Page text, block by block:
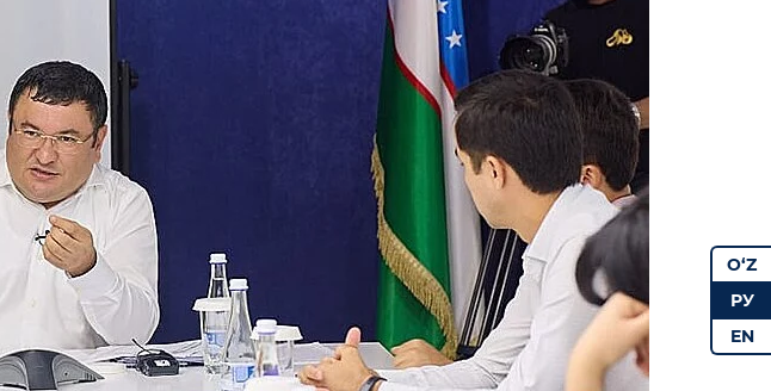
O‘Z
РУ
EN